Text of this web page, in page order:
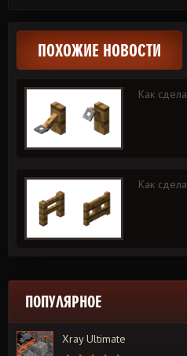
ПОХОЖИЕ НОВОСТИ
Как
Как
ПОПУЛЯРНОЕ
Xray Ultimate